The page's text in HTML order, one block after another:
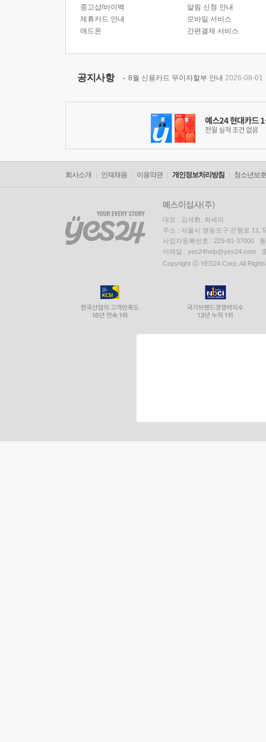
중고샵/바이백
제휴카드 안내
애드온
알림 신청 안내
모바일 서비스
간편결제 서비스
공지사항 8월 신용카드 무이자할부 안내 2026-08-01
회사소개 인재채용 이용약관 개인정보처리방침 청소년보
대표 : 김석환, 최세라
주소 : 서울시 영등포구 은행로 11,
사업자등록번호 : 229-81-37000
이메일 : yes24help@yes24.com
Copyright ⓒ YES24 Corp. All